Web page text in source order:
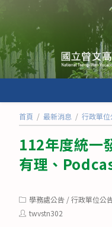
轉
至
主
要
內
首頁 / 最新消息 / 行政單位
112年度統一
有理、
Post
category:
學務處公告 /行政單位公
Posttwvstn302